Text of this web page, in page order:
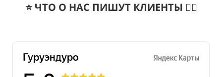
⭐️ ЧТО О НАС ПИШУТ КЛИЕНТЫ 👇🏻